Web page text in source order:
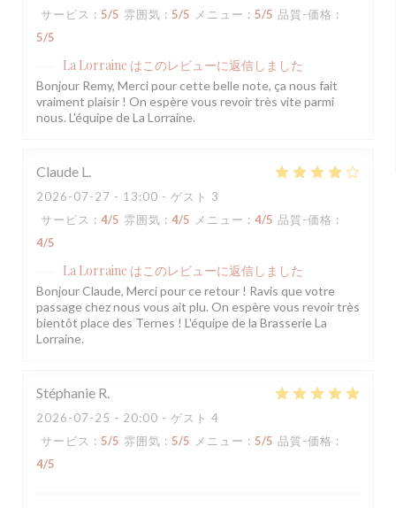
サービス : 5/5 雰囲気 : 5/5 メニュー : 5/5 品質-価格 :
5/5
La Lorraine はこのレビューに返信しました
Bonjour Remy, Merci pour cette belle note, ça nous fait
vraiment plaisir ! On espère vous revoir très vite parmi
nous. L'équipe de La Lorraine.
Claude L
2026-07-27 - 13:00 - ゲスト 3
サービス : 4/5 雰囲気 : 4/5 メニュー : 4/5 品質-価格 :
4/5
La Lorraine はこのレビューに返信しました
Bonjour Claude, Merci pour ce retour ! Ravis que votre
passage chez nous vous ait plu. On espère vous revoir très
bientôt place des Ternes ! L'équipe de la Brasserie La
Lorraine.
Stéphanie R
2026-07-25 - 20:00 - ゲスト 4
サービス : 5/5 雰囲気 : 5/5 メニュー : 5/5 品質-価格 :
4/5